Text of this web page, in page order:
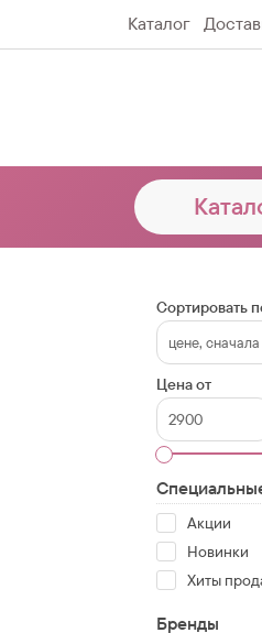
Каталог
Сортировать
Цена от
Акции
Новинки
Хиты
Бренды